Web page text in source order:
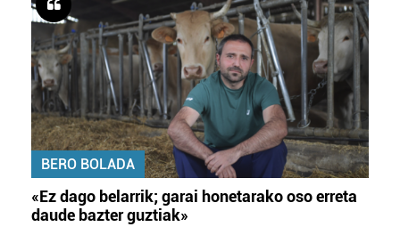
BERO BOLADA
«Ez dago belarrik; garai honetarako oso erreta
daude bazter guztiak»